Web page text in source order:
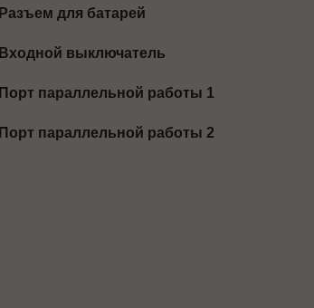
Разъем для батарей
Входной выключатель
Порт параллельной работы 1
Порт параллельной работы 2